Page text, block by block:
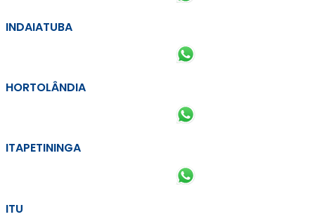
INDAIATUBA
HORTOLÂNDIA
ITAPETININGA
ITU